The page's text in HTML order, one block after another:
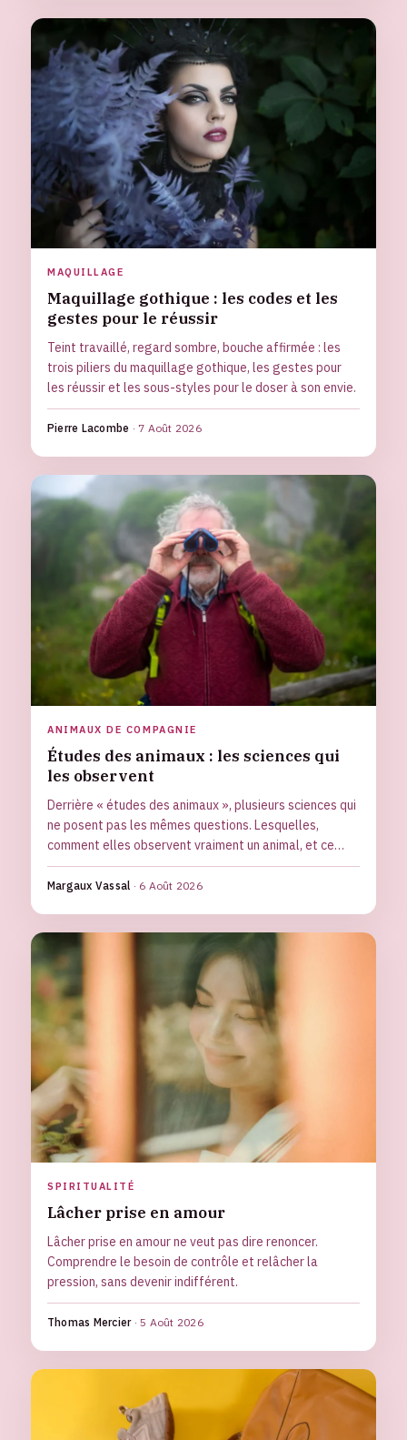
MAQUILLAGE
Maquillage gothique : les codes et les
gestes pour le réussir
Teint travaillé, regard sombre, bouche affirmée : les
trois piliers du maquillage gothique, les gestes pour
les réussir et les sous-styles pour le doser à son envie.
Pierre Lacombe · 7 Août 2026
ANIMAUX DE COMPAGNIE
Études des animaux : les sciences qui
les observent
Derrière « études des animaux », plusieurs sciences qui
ne posent pas les mêmes questions. Lesquelles,
comment elles observent vraiment un animal, et ce
qu'elles apprennent sur nos compagnons.
Margaux Vassal · 6 Août 2026
SPIRITUALITÉ
Lâcher prise en amour
Lâcher prise en amour ne veut pas dire renoncer.
Comprendre le besoin de contrôle et relâcher la
pression, sans devenir indifférent.
Thomas Mercier ·5 Août 2026